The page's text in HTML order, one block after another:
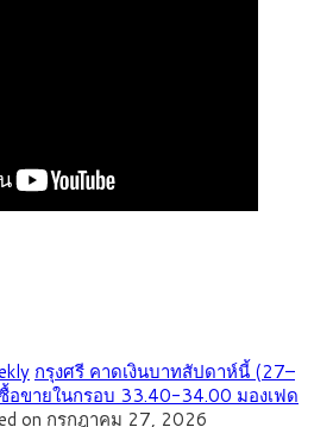
กรุงศรี คาดเงินบาทสัปดาห์นี้ (27–
อขายในกรอบ 33.40-34.00 มองเฟด
on กรกฎาคม 27, 2026